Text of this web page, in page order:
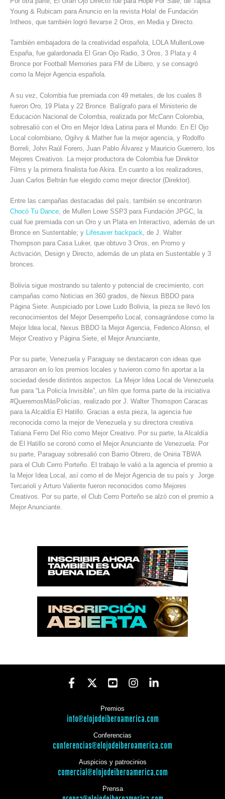
Young & Rubicam para Anuncio en la revista Hola! de Fundación
Intheos, que también logró llevarse 2 Oros, en Media y Directo.
También embajadora de la creatividad española, LOLA MullenLowe
España, fue galardonada El Gran Ojo Radio, 3 Oros, 3 Plata y 4
Bronce por Football Memories para FM de Líbero, y se consagró
como la Mejor Agencia española.
A su vez, Colombia fue premiada con 49 metales, de los cuales 8
fueron Oro, 19 Plata y 22 Bronce. Balígrafo para el Ministerio de
Educación Nacional de Colombia, realizada por McCann Colombia,
sobresalió con el Oro en Mejor Idea Latina para el Mundo. En El Ojo
Local colombiano, Ogilvy & Mather fue la mejor agencia, y Rodolfo
Borreli, John Raúl Forero, Juan Pablo Álvarez y Mauricio Guerrero, los
Mejores Creativos. La mejor productora de Colombia fue Direktor
Films y la primera finalista fue Akira. En cuanto a los realizadores,
Juan Carlos Beltrán fue elegido como mejor director (Direktor).
Entre las campañas destacadas del país, también se encontraron
Chocó Tu Dance, de Mullen Lowe SSP3 para Fundación JPGC, la
cual fue premiada con un Oro y un Plata en Interactivo, además de un
Bronce en Sustentable; y Lifesaver backpack, de J. Walter
Thompson para Casa Luker, que obtuvo 3 Oros, en Promo y
Activación, Design y Directo, además de un plata en Sustentable y 3
bronces.
Bolivia sigue mostrando su talento y potencial de crecimiento, con
campañas como Noticias en 360 grados, de Nexus BBDO para
Página Siete. Auspiciado por Lowe Ludo Bolivia, la pieza se llevó los
reconocimientos del Mejor Desempeño Local, consagrándose como la
Mejor Idea local, Nexus BBDO la Mejor Agencia, Federico Alonso, el
Mejor Creativo y Página Siete, el Mejor Anunciante,
Por su parte, Venezuela y Paraguay se destacaron con ideas que
arrasaron en lo los premios locales y tuvieron como fin aportar a la
sociedad desde distintos aspectos. La Mejor Idea Local de Venezuela
fue para “La Policía Invisible”, un film que forma parte de la iniciativa
#QueremosMásPolicías, realizado por J. Walter Thomspon Caracas
para la Alcaldía El Hatillo. Gracias a esta pieza, la agencia fue
reconocida como la mejor de Venezuela y su directora creativa
Tatiana Ferro Del Río como Mejor Creativo. Por su parte, la Alcaldía
de El Hatillo se coronó como el Mejor Anunciante de Venezuela. Por
su parte, Paraguay sobresalió con Barrio Obrero, de Oniria TBWA
para el Club Cerro Porteño. El trabajo le valió a la agencia el premio a
la Mejor Idea Local, así como el de Mejor Agencia de su país y Jorge
Tercarioli y Arturo Valiente fueron reconocidos como Mejores
Creativos. Por su parte, el Club Cerro Porteño se alzó con el premio a
Mejor Anunciante.
Premios
info@elojodeiberoamerica.com
Conferencias
conferencias@elojodeiberoamerica.com
Auspicios y patrocinios
comercial@elojodeiberoamerica.com
Prensa